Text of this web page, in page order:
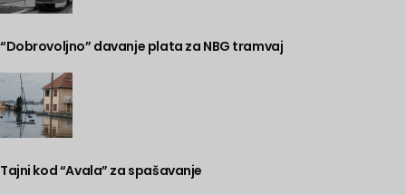
“Dobrovoljno” davanje plata za NBG tramvaj
Tajni kod “Avala” za spašavanje